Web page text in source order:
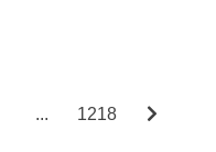
... 1218